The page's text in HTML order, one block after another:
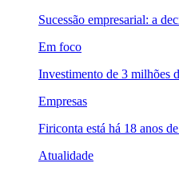
Sucessão empresarial: a
Em foco
Investimento de 3 milhões
Empresas
Firiconta está há 18 anos
Atualidade